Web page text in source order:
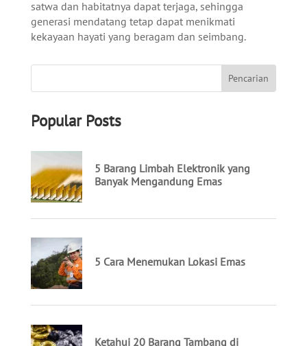
satwa dan habitatnya dapat terjaga, sehingga
generasi mendatang tetap dapat menikmati
kekayaan hayati yang beragam dan seimbang.
Popular Posts